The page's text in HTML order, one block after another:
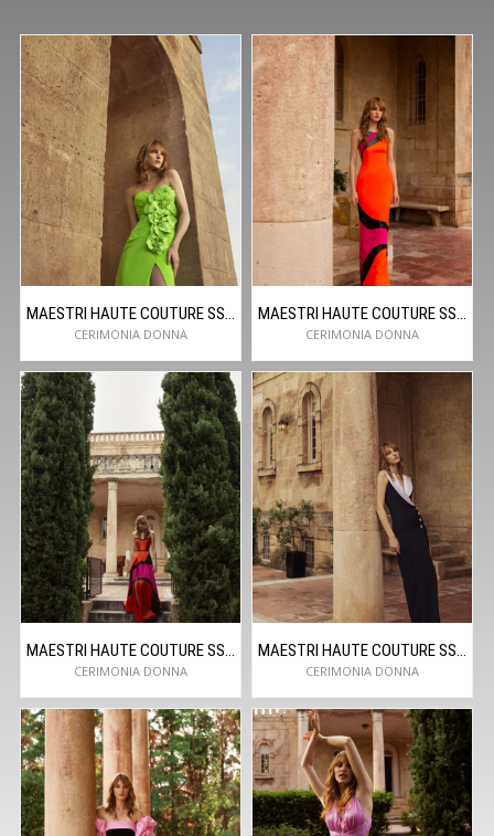
MAESTRI HAUTE COUTURE SS24C5026
CERIMONIA DONNA
MAESTRI HAUTE COUTURE SS24C5000
CERIMONIA DONNA
MAESTRI HAUTE COUTURE SS24C5002
CERIMONIA DONNA
MAESTRI HAUTE COUTURE SS24C5009
CERIMONIA DONNA